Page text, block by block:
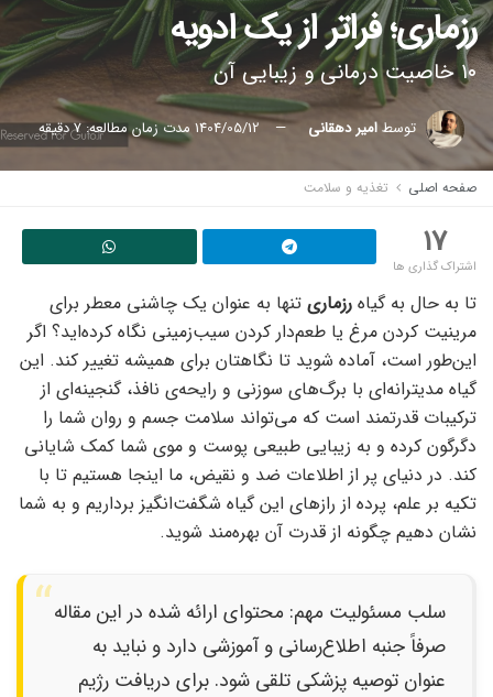
رزماری؛ فراتر از یک ادویه
۱۰ خاصیت درمانی و زیبایی آن
توسطامیر دهقانی 1404/05/12 مدت زمان مطالعه: 7 دقیقه
صفحه اصلی تغذیه و سلامت
17
اشتراک گذاری ها
تا به حال به گیاه رزماری تنها به عنوان یک چاشنی معطر برای
مرینیت کردن مرغ یا طعم‌دار کردن سیب‌زمینی نگاه کرده‌اید؟ اگر
این‌طور است، آماده شوید تا نگاهتان برای همیشه تغییر کند. این
گیاه مدیترانه‌ای با برگ‌های سوزنی و رایحه‌ی نافذ، گنجینه‌ای از
ترکیبات قدرتمند است که می‌تواند سلامت جسم و روان شما را
دگرگون کرده و به زیبایی طبیعی پوست و موی شما کمک شایانی
کند. در دنیای پر از اطلاعات ضد و نقیض، ما اینجا هستیم تا با
تکیه بر علم، پرده از رازهای این گیاه شگفت‌انگیز برداریم و به شما
نشان دهیم چگونه از قدرت آن بهره‌مند شوید.
سلب مسئولیت مهم: محتوای ارائه شده در این مقاله
صرفاً جنبه اطلاع‌رسانی و آموزشی دارد و نباید به
عنوان توصیه پزشکی تلقی شود. برای دریافت رژیم